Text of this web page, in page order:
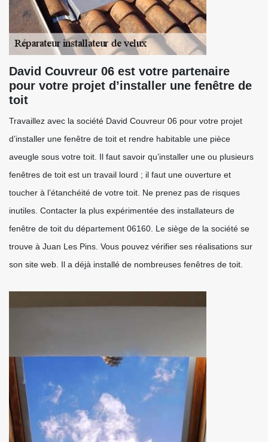
David Couvreur 06 est votre partenaire
pour votre projet d’installer une fenêtre de
toit
Travaillez avec la société David Couvreur 06 pour votre projet
d’installer une fenêtre de toit et rendre habitable une pièce
aveugle sous votre toit. Il faut savoir qu’installer une ou plusieurs
fenêtres de toit est un travail lourd ; il faut une ouverture et
toucher à l’étanchéité de votre toit. Ne prenez pas de risques
inutiles. Contacter la plus expérimentée des installateurs de
fenêtre de toit du département 06160. Le siège de la société se
trouve à Juan Les Pins. Vous pouvez vérifier ses réalisations sur
son site web. Il a déjà installé de nombreuses fenêtres de toit.